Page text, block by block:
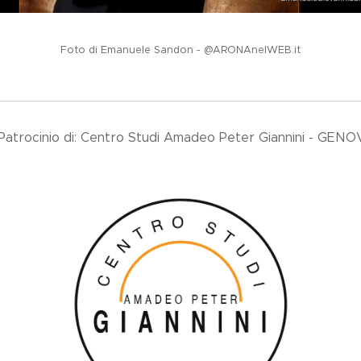
Foto di Emanuele Sandon - @ARONAnelWEB.it
di: Centro Studi Amadeo Peter Giannini -